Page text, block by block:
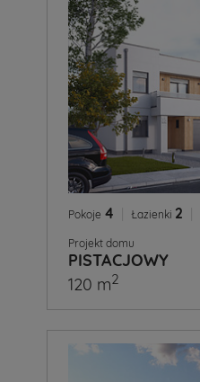
Pokoje 4 Łazienki 2
Projekt domu
PISTACJOWY
120 m2